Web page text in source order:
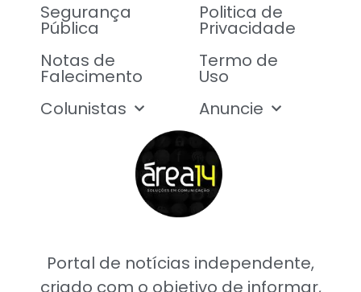
Portal de notícias independente,
Segurança
Pública
Notas de
Falecimento
Colunistas
Politica de
Privacidade
Termo de
Uso
Anuncie